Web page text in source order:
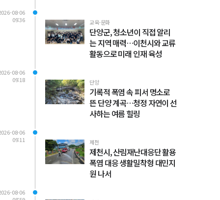
08-06
09:36
교육·문화
단양군, 청소년이 직접 알리
는 지역 매력…이천시와 교류
활동으로 미래 인재 육성
08-06
09:18
단양
기록적 폭염 속 피서 명소로
뜬 단양 계곡…청정 자연이 선
사하는 여름 힐링
08-06
09:11
제천
제천시, 산림재난대응단 활용
폭염 대응 생활밀착형 대민지
원 나서
08-06